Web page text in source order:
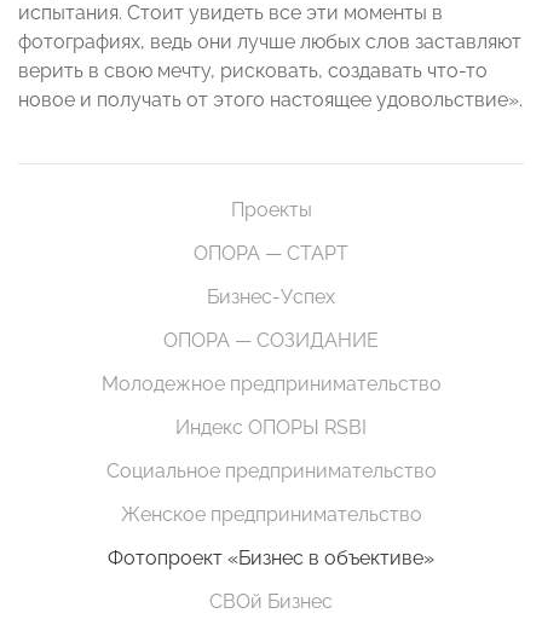
испытания. Стоит увидеть все эти моменты в
фотографиях, ведь они лучше любых слов заставляют
верить в свою мечту, рисковать, создавать что-то
новое и получать от этого настоящее удовольствие».
Проекты
ОПОРА — СТАРТ
Бизнес-Успех
ОПОРА — СОЗИДАНИЕ
Молодежное предпринимательство
Индекс ОПОРЫ RSBI
Социальное предпринимательство
Женское предпринимательство
Фотопроект «Бизнес в объективе»
СВОй Бизнес